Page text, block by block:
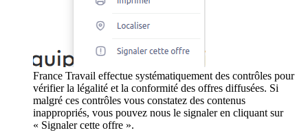
France Travail effectue systématiquement des contrôles pour
vérifier la légalité et la conformité des offres diffusées. Si
malgré ces contrôles vous constatez des contenus
inappropriés, vous pouvez nous le signaler en cliquant sur
« Signaler cette offre ».